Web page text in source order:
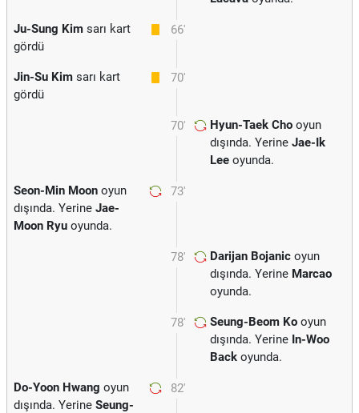
66'
Ju-Sung Kim sarı kart
gördü
70'
Jin-Su Kim sarı kart
gördü
70' Hyun-Taek Cho oyun
dışında. Yerine Jae-Ik
Lee oyunda.
73'
Seon-Min Moon oyun
dışında. Yerine Jae-
Moon Ryu oyunda.
78' Darijan Bojanic oyun
dışında. Yerine Marcao
oyunda.
78' Seung-Beom Ko oyun
dışında. Yerine In-Woo
Back oyunda.
82'
Do-Yoon Hwang oyun
dışında. Yerine Seung-